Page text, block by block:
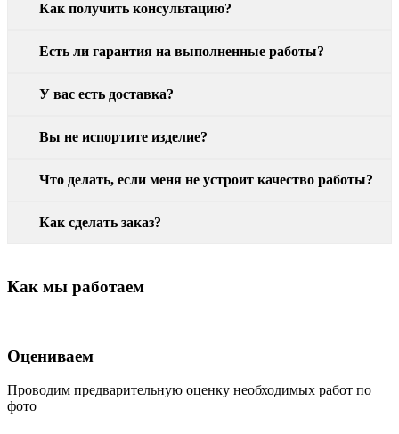
Как получить консультацию?
Есть ли гарантия на выполненные работы?
У вас есть доставка?
Вы не испортите изделие?
Что делать, если меня не устроит качество работы?
Как сделать заказ?
Как мы работаем
Оцениваем
Проводим предварительную оценку необходимых работ по
фото